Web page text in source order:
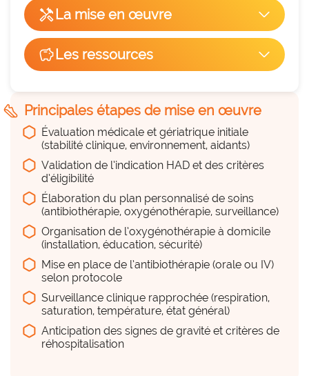
steps Principales étapes de mise en œuvre
Évaluation médicale et gériatrique initiale
(stabilité clinique, environnement, aidants)
Validation de l’indication HAD et des critères
d’éligibilité
Élaboration du plan personnalisé de soins
(antibiothérapie, oxygénothérapie, surveillance)
Organisation de l’oxygénothérapie à domicile
(installation, éducation, sécurité)
Mise en place de l’antibiothérapie (orale ou IV)
selon protocole
Surveillance clinique rapprochée (respiration,
saturation, température, état général)
Anticipation des signes de gravité et critères de
réhospitalisation
handymanLa mise en œuvre arrow_forward_ios
hexagon_r0
5
Remplace une pratique existante
cancelNON
savingsLes ressources arrow_forward_ios
hexagon_r0
Beaucoup
Du personnel (équipe, projet,
déploiement...)
hexagon_r0
Beaucoup
Des compétences en interne
hexagon_r0
Beaucoup